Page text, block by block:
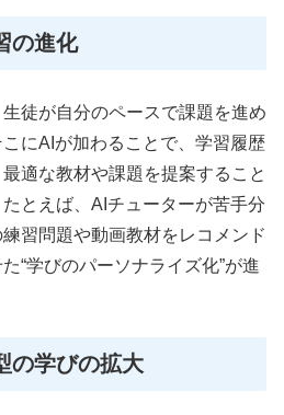
の進化
徒が自分のペースで課題を進め
にAIが加わることで、学習履歴
適な教材や課題を提案すること
とえば、AIチューターが苦手分
習問題や動画教材をレコメンド
“学びのパーソナライズ化”が進
の学びの拡大